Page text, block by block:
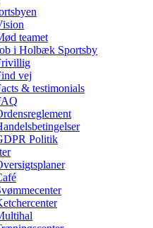
teamet
i Holbæk Sportsby
vej
& testimonials
Politik